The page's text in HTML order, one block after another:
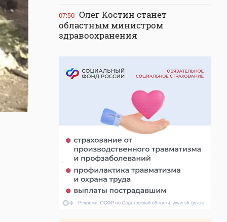
07:50 Олег Костин станет
областным министром
здравоохранения